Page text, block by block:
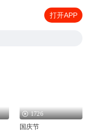
打开APP
1726
国庆节